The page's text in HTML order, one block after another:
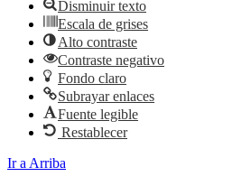
Disminuir texto
Escala de grises
Alto contraste
Contraste negativo
Fondo claro
Subrayar enlaces
Fuente legible
Restablecer
Ir a Arriba